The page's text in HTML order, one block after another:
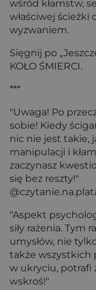
wśród kłamstw,
właściwej
wyzwaniem.
Sięgnij po
KOŁO ŚMIERCI.
***
"Uwaga! Po
sobie! Kiedy
nic nie jest takie,
manipulacji i
zaczynasz
się bez reszty!"
"Aspekt
siły rażenia. Tym
umysłów, nie
także wszystkich
w ukryciu, potrafi
wskroś!"